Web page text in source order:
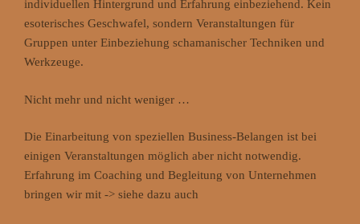
individuellen Hintergrund und Erfahrung einbeziehend. Kein
esoterisches Geschwafel, sondern Veranstaltungen für
Gruppen unter Einbeziehung schamanischer Techniken und
Werkzeuge.
Nicht mehr und nicht weniger …
Die Einarbeitung von speziellen Business-Belangen ist bei
einigen Veranstaltungen möglich aber nicht notwendig.
Erfahrung im Coaching und Begleitung von Unternehmen
bringen wir mit -> siehe dazu auch